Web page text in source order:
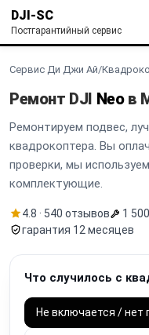
DJI-SC
Постгарантийный сервис
Сервис Ди Джи Ай/
Ремонт DJI Neoв
Ремонтируем подвес,
квадрокоптера. Вы
проверки, мы
комплектующие.
4.8 · 540 отзывов
1
гарантия 12 месяцев
Что случилось с
Не включается / нет